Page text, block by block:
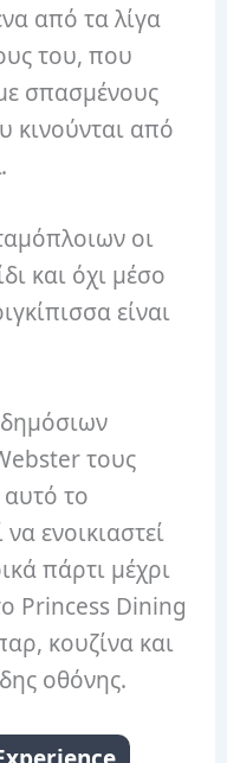
από τα λίγα
του, που
σπασμένους
κινούνται από
οι
και όχι μέσο
είναι
τους
αυτό το
ενοικιαστεί
πάρτι μέχρι
Princess Dining
κουζίνα και
οθόνης.